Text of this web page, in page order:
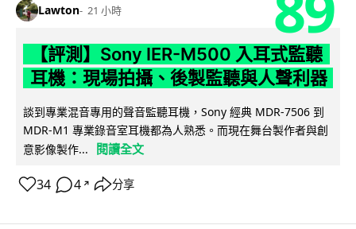
Lawton 21 小時
【評測】Sony IER-M500 入耳式監聽
耳機：現場拍攝、後製監聽與人聲利器
談到專業混音專用的聲音監聽耳機，Sony 經典 MDR-7506 到
MDR-M1 專業錄音室耳機都為人熟悉。而現在舞台製作者與創
意影像製作...
閱讀全文
34 4 ↗ 分享